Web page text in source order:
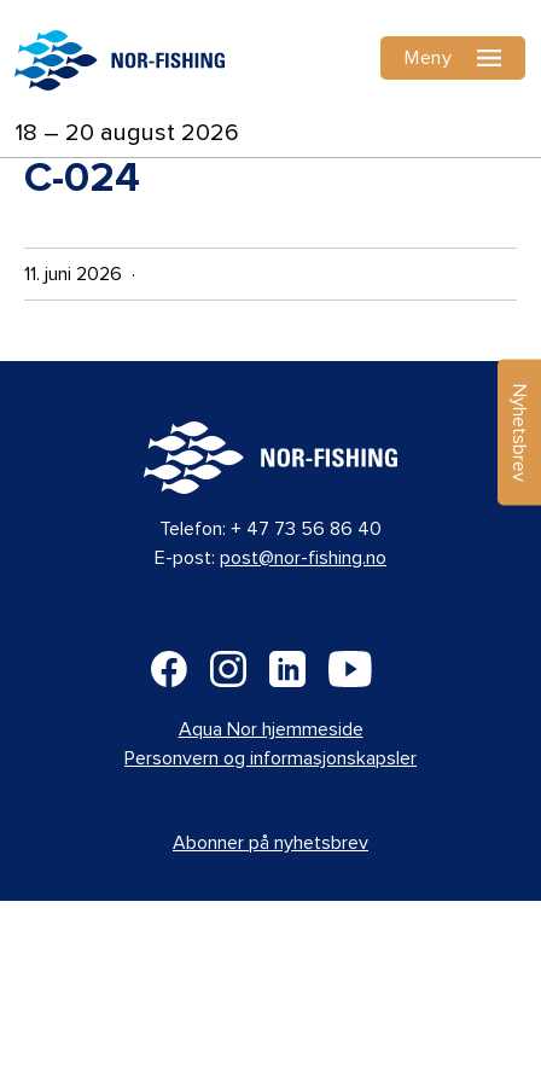
18 – 20 august 2026
Meny
C-024
11. juni 2026 ·
Nyhetsbrev
Telefon: + 47 73 56 86 40
E-post: post@nor-fishing.no
Aqua Nor hjemmeside
Personvern og informasjonskapsler
Abonner på nyhetsbrev